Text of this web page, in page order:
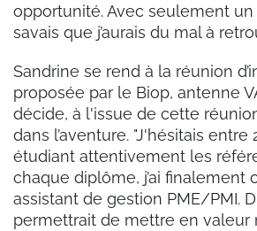
opportunité. Avec seulement un
savais que j’aurais du mal à
Sandrine se rend à la réunion
proposée par le Biop, antenne
décide, à l'issue de cette
dans l’aventure. "J'hésitais entre
étudiant attentivement les
chaque diplôme, j’ai finalement
assistant de gestion PME/PMI.
permettrait de mettre en valeur